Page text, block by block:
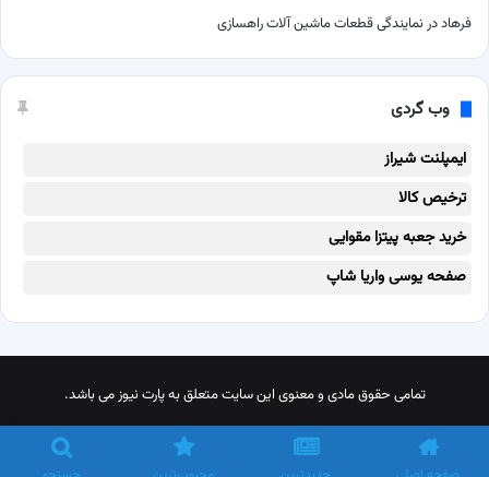
فرهاددر نمایندگی قطعات ماشین آلات راهسازی
وب گردی
ایمپلنت شیراز
ترخیص کالا
خرید جعبه پیتزا مقوایی
صفحه یوسی واریا شاپ
تمامی حقوق مادی و معنوی این سایت متعلق به پارت نیوز می باشد.
اینستاگرامتلگرام